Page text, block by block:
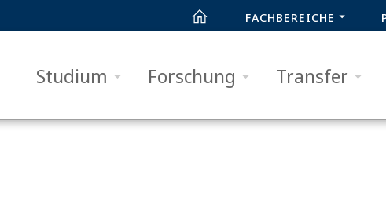
FACHBEREICHE
Studium Forschung Transfer